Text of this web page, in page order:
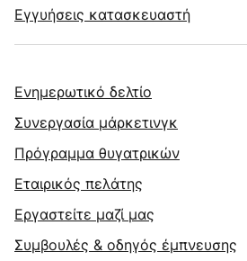
Εγγυήσεις κατασκευαστή
Ενημερωτικό δελτίο
Συνεργασία μάρκετινγκ
Πρόγραμμα θυγατρικών
Εταιρικός πελάτης
Εργαστείτε μαζί μας
Συμβουλές & οδηγός έμπνευσης